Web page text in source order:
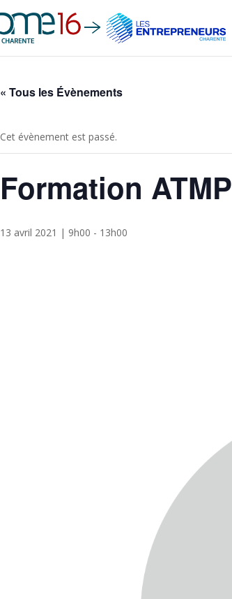
« Tous les Évènements
Cet évènement est passé.
Formation ATMP
13 avril 2021 | 9h00 - 13h00